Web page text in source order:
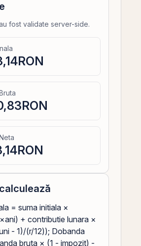
fost validate server-side.
RON
RON
RON
= suma initiala ×
+ contributie lunara ×
- 1)/(r/12)); Dobanda
bruta × (1 - impozit) -